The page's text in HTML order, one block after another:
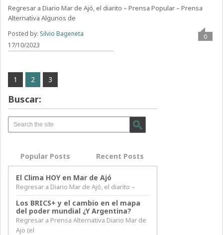
Regresar a Diario Mar de Ajó, el diarito – Prensa Popular – Prensa
Alternativa Algunos de
Posted by: Silvio Bageneta
17/10/2023
0
1 2 3
Buscar:
Popular Posts Recent Posts
El Clima HOY en Mar de Ajó
Regresar a Diario Mar de Ajó, el diarito –
Los BRICS+ y el cambio en el mapa
del poder mundial ¿Y Argentina?
Regresar a Prensa Alternativa Diario Mar de
Ajo (el